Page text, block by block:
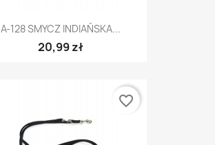
A-128 SMYCZ INDIAŃSKA...
20,99 zł
favorite_border